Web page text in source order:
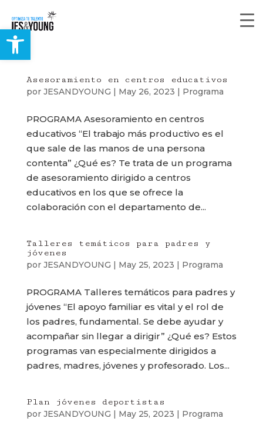
Abrir barra de
Asesoramiento en centros educativos
por JESANDYOUNG | May 26, 2023 | Programa
PROGRAMA Asesoramiento en centros
educativos “El trabajo más productivo es el
que sale de las manos de una persona
contenta” ¿Qué es? Te trata de un programa
de asesoramiento dirigido a centros
educativos en los que se ofrece la
colaboración con el departamento de...
Talleres temáticos para padres y
jóvenes
por JESANDYOUNG | May 25, 2023 | Programa
PROGRAMA Talleres temáticos para padres y
jóvenes “El apoyo familiar es vital y el rol de
los padres, fundamental. Se debe ayudar y
acompañar sin llegar a dirigir” ¿Qué es? Estos
programas van especialmente dirigidos a
padres, madres, jóvenes y profesorado. Los...
Plan jóvenes deportistas
por JESANDYOUNG | May 25, 2023 | Programa